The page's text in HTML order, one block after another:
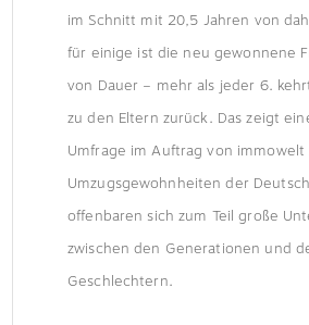
im Schnitt mit 20,5 Jahren von
für einige ist die neu gewonnene
von Dauer – mehr als jeder 6.
zu den Eltern zurück. Das zeigt
Umfrage im Auftrag von immowelt
Umzugsgewohnheiten der
offenbaren sich zum Teil große
zwischen den Generationen und
Geschlechtern.